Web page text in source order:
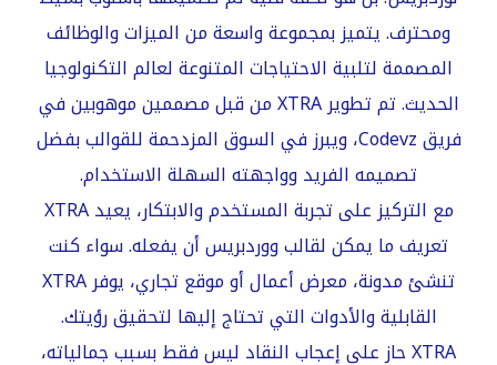
ومحترف. يتميز بمجموعة واسعة من الميزات والوظائف
المصممة لتلبية الاحتياجات المتنوعة لعالم التكنولوجيا
الحديث. تم تطوير XTRA من قبل مصممين موهوبين في
فريق Codevz، ويبرز في السوق المزدحمة للقوالب بفضل
تصميمه الفريد وواجهته السهلة الاستخدام.
مع التركيز على تجربة المستخدم والابتكار، يعيد XTRA
تعريف ما يمكن لقالب ووردبريس أن يفعله. سواء كنت
تنشئ مدونة، معرض أعمال أو موقع تجاري، يوفر XTRA
القابلية والأدوات التي تحتاج إليها لتحقيق رؤيتك.
XTRA حاز على إعجاب النقاد ليس فقط بسبب جمالياته،